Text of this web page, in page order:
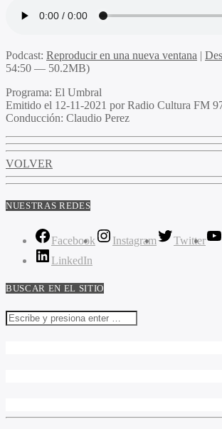
Podcast: Reproducir en una nueva ventana |
54:50 — 50.2MB)
Programa: El Umbral
Emitido el 12-11-2021 por Radio Cultura FM
Conducción: Claudio Perez
VOLVER
NUESTRAS REDES
Facebook Instagram Twitter
LinkedIn
BUSCAR EN EL SITIO